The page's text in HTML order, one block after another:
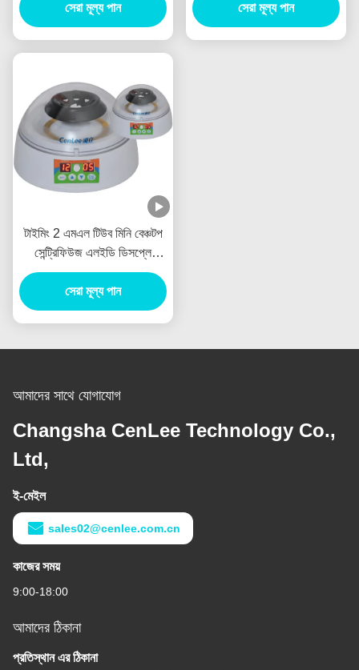
সেরা মূল্য পান
সেরা মূল্য পান
টাইমিং 2 এমএল টিউব মিনি বেঞ্চটপ
সেন্ট্রিফিউজ এলইডি ডিসপ্লে
মাইক্রো সাবসিডেন্স
সেরা মূল্য পান
আমাদের সাথে যোগাযোগ
Changsha CenLee Technology Co.,
Ltd,
ই-মেইল
sales02@cenlee.com.cn
কাজের সময়
9:00-18:00
আমাদের ঠিকানা
প্রতিস্থান এর ঠিকানা